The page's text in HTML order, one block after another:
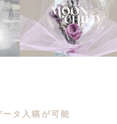
タ入稿が可能